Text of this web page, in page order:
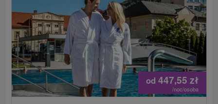
od 447,55 zł
/noc/osoba